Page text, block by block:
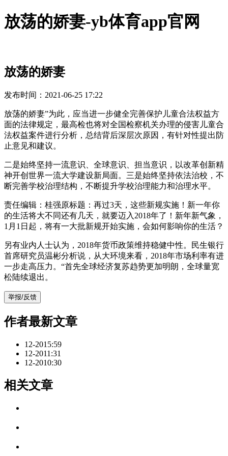
放荡的娇妻-yb体育app官网
放荡的娇妻
发布时间：2021-06-25 17:22
放荡的娇妻”为此，应当进一步健全完善保护儿童合法权益方
面的法律规定，最高检也将对全国检察机关办理的侵害儿童合
法权益案件进行分析，总结背后深层次原因，有针对性提出防
止意见和建议。
二是始终坚持一流意识、全球意识、担当意识，以改革创新精
神开创世界一流大学建设新局面。三是始终坚持依法治校，不
断完善学校治理结构，不断提升学校治理能力和治理水平。
责任编辑：桂强原标题：再过3天，这些新规实施！新一年你
的生活将大不同还有几天，就要迈入2018年了！新年新气象，
1月1日起，将有一大批新规开始实施，会如何影响你的生活？
另有业内人士认为，2018年货币政策维持稳健中性。民生银行
首席研究员温彬分析说，从大环境来看，2018年市场利率有进
一步走高压力。“首先全球经济复苏趋势更加明朗，全球量宽
松陆续退出。
举报/反馈
作者最新文章
12-2015:59
12-2011:31
12-2010:30
相关文章